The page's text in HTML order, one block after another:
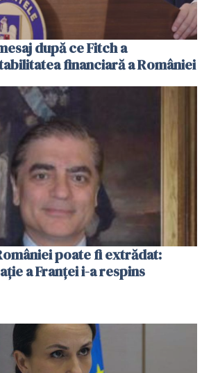
după ce Fitch a
financiară a României
poate fi extrădat:
a Franţei i-a respins